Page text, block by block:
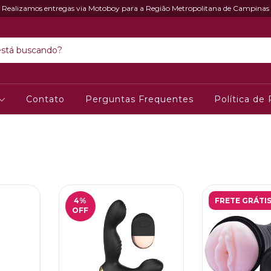
Realizamos entregas via Motoboy para a Região Metropolitana de Campinas
Contato Perguntas Frequentes Política de
4%
OFF
FRETE GRÁTIS